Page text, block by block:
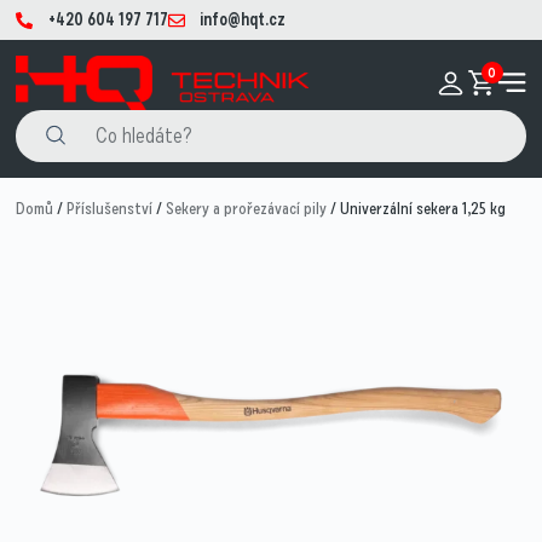
+420 604 197 717 info@hqt.cz
0
Domů /Příslušenství/Sekery a prořezávací pily/ Univerzální sekera 1,25 kg